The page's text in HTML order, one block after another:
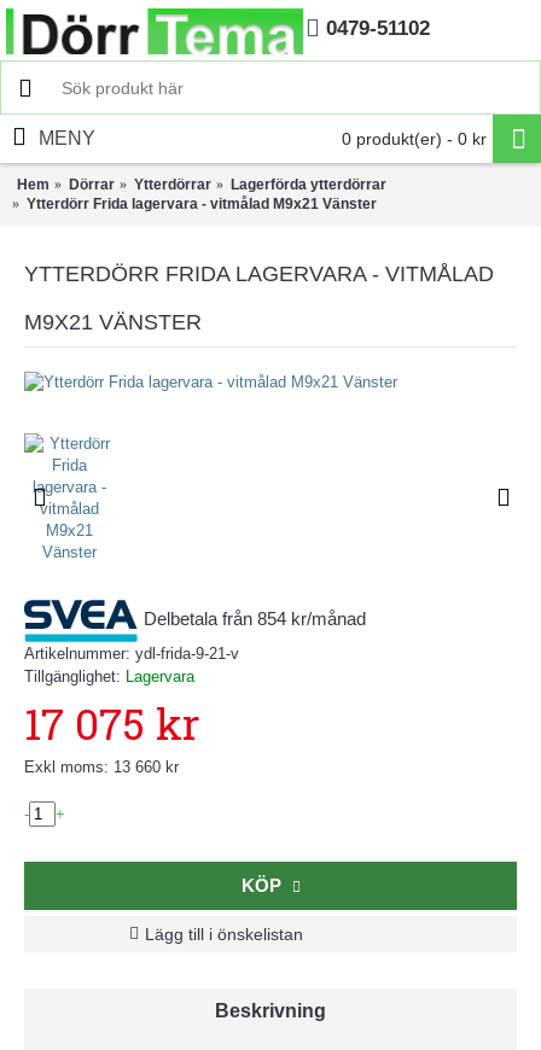
Hem 0479-51102
0 produkt(er) - 0 kr
MENY
Hem Dörrar Ytterdörrar
Lagerförda ytterdörrar
Ytterdörr Frida lagervara - vitmålad M9x21 Vänster
YTTERDÖRR FRIDA LAGERVARA - VITMÅLAD
M9X21 VÄNSTER
Delbetala från 854 kr/månad
Artikelnummer: ydl-frida-9-21-v
Tillgänglighet: Lagervara
17 075 kr
Exkl moms: 13 660 kr
- +
KÖP
Lägg till i önskelistan
Beskrivning